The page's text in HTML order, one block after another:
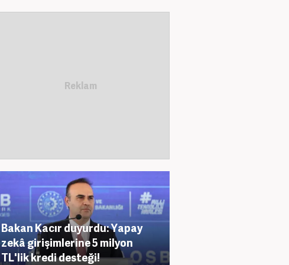
Bakan Kacır duyurdu: Yapay
zekâ girişimlerine 5 milyon
TL'lik kredi desteği!